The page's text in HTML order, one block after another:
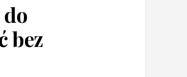
do
bez